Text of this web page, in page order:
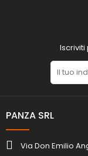
PANZA SRL
Via Don Emilio